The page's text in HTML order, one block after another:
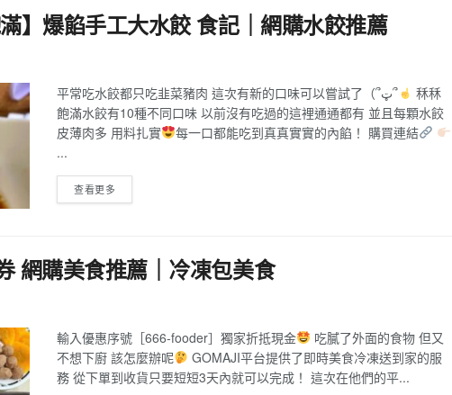
】爆餡手工大水餃 食記｜網購水餃推薦
平常吃水餃都只吃韭菜豬肉 這次有新的口味可以嘗試了（՞ټ՞
秝秝
飽滿水餃有10種不同口味 以前沒有吃過的這裡通通都有 並且每顆水餃
皮薄肉多 用料扎實
每一口都能吃到真真實實的內餡！ 購買連結
...
查看更多
網購美食推薦｜冷凍包美食
輸入優惠序號［666-fooder］獨家折抵現金
吃膩了外面的食物 但又
不想下廚 該怎麼辦呢
GOMAJI平台提供了即時美食冷凍送到家的服
務 從下單到收貨只要短短3天內就可以完成！ 這次在他們的平...